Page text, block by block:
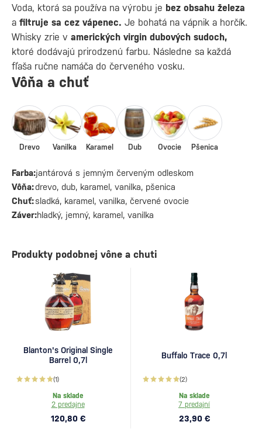
Voda, ktorá sa používa na výrobu je bez obsahu železa
a filtruje sa cez vápenec. Je bohatá na vápnik a horčík.
Whisky zrie v amerických virgin dubových sudoch,
ktoré dodávajú prirodzenú farbu. Následne sa každá
fľaša ručne namáča do červeného vosku.
Vôňa a chuť
Farba:jantárová s jemným červeným odleskom
Vôňa:drevo, dub, karamel, vanilka, pšenica
Chuť:sladká, karamel, vanilka, červené ovocie
Záver:hladký, jemný, karamel, vanilka
Drevo Vanilka Karamel Dub Ovocie Pšenica
Produkty podobnej vône a chuti
Blanton's Original Single
Barrel 0,7l
(1)
Na sklade
2 predajne
120,80 €
Buffalo Trace 0,7l
(2)
Na sklade
7 predajní
23,90 €